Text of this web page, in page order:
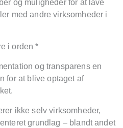
og muligheder for at lave
med andre virksomheder i
i orden *
og transparens en
for at blive optaget af
ikke selv virksomheder,
grundlag – blandt andet